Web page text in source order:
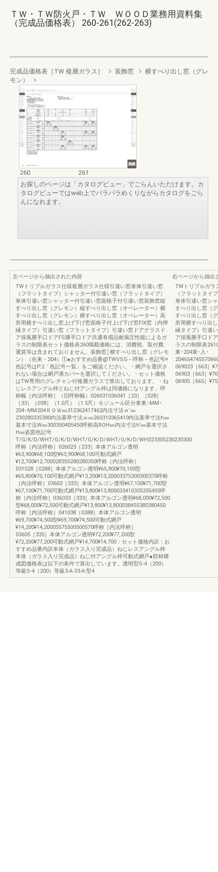
ＴＷ・ＴＷ防火戸・ＴＷ ＷＯＯＤ業務用資料集
（完成品価格表） 260-261(262-263)
完成品価格表［TW 複層ガラス］ 装飾窓
横すべり出し窓（グレ
モン）
260
261
お探しのページは「カタログビュー」でごらんいただけます。カ
タログビューではweb上でパラパラめくりながらカタログをごら
んになれます。
左ページから抽出された内容
TWトリプルガラス仕様複層ガラス仕様引違い窓単体引違い窓
（フラットタイプ）シャッター付引違い窓（フラットタイプ）
単体引違い窓シャッター付引違い窓面格子付引違い窓装飾窓縦
すべり出し窓（グレモン）縦すべり出し窓（オペレーター）横
すべり出し窓（グレモン）横すべり出し窓（オペレーター）高
所用横すべり出し窓上げ下げ窓面格子付上げ下げ窓FIX窓（内押
縁タイプ）引違い窓（フラットタイプ）引違い窓ドアテラスド
ア採風勝手口ドアFS勝手口ドア共通有償品耐風圧性能によるガ
ラスの制限表セット価格表260掲載価格には、消費税、取付費、
運賃等は含まれておりません。装飾窓│横すべり出し窓（グレモ
ン）（在来・204）①●おすすめ品番@TWVSG－呼称－色記号※
色記号はP.2「色記号一覧」をご確認ください。・網戸を選択さ
れない場合は網戸溝カバーを選択してください。・セット価格
はTW専用のグレチャン付複層ガラスで算出しております。・ね
じレスアングル枠とねじ付アングル枠は同価格になります。呼
称幅［内法呼称］（旧呼称幅）026031036041［23］［028］
［33］［038］（1.0尺）（1.5尺）モジュール区分東東･MM･
204･MM204ＲＯＷ㎜312362417462内法寸法ｗ’㎜
230280335380内法基準寸法ｗ㎜260310365410内法基準寸法h㎜
基本寸法W㎜300350405450呼称高ROH㎜内法寸法h'㎜基本寸法
H㎜姿図色記号
T/G/K/D/WHT/G/K/D/WHT/G/K/D/WHT/G/K/D/WH023305230230300
呼称［内法呼称］026023［233］本体アルゴン透明
¥63,900¥68,100型¥63,900¥68,100可動式網戸
¥12,700¥12,700028355280280350呼称［内法呼称］
031028［0288］本体アルゴン透明¥65,800¥70,100型
¥65,800¥70,100可動式網戸¥13,200¥13,20003375300300370呼称
［内法呼称］03603［333］本体アルゴン透明¥67,100¥71,700型
¥67,100¥71,700可動式網戸¥13,800¥13,800033410335335405呼
称［内法呼称］036033［333］本体アルゴン透明¥68,000¥72,500
型¥68,000¥72,500可動式網戸¥13,800¥13,800038455380380450
呼称［内法呼称］041038［0388］本体アルゴン透明
¥69,700¥74,500型¥69,700¥74,500可動式網戸
¥14,200¥14,20005575500500570呼称［内法呼称］
03605［335］本体アルゴン透明¥72,200¥77,200型
¥72,200¥77,200可動式網戸¥14,700¥14,700：セット価格内訳：お
すすめ品番内訳本体（ガラス入り完成品）ねじレスアングル枠
本体（ガラス入り完成品）ねじ付アングル枠可動式網戸●部材構
成図価格表は以下の条件で算出しています。透明型S-4（200）
等級S-4（200）等級3-A-33-A-型4
右ページから抽出
TWトリプルガラ
（フラットタイ
単体引違い窓シ
すべり出し窓（
すべり出し窓（
所用横すべり出
縁タイプ）引違
ア採風勝手口ド
ラスの制限表
東･204東･入･
069023［663］
06903［663］
06905［665］